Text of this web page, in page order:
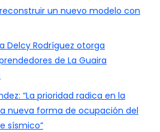
un nuevo modelo con
Delcy Rodríguez otorga
de La Guaira
“La prioridad radica en la
nueva forma de ocupación del
sísmico”